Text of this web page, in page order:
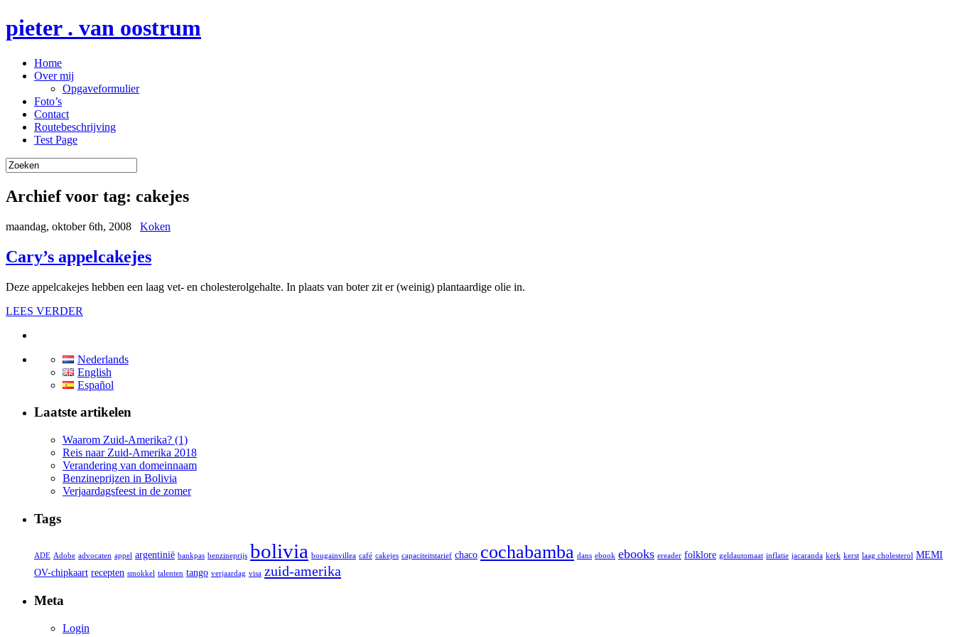
pieter . van oostrum
Home
Over mij
Opgaveformulier
Foto’s
Contact
Routebeschrijving
Test Page
Archief voor tag: cakejes
maandag, oktober 6th, 2008 Koken
Cary’s appelcakejes
Deze appelcakejes hebben een laag vet- en cholesterolgehalte. In plaats van boter zit er (weinig) plantaardige olie in.
LEES VERDER
Nederlands
English
Español
Laatste artikelen
Waarom Zuid-Amerika? (1)
Reis naar Zuid-Amerika 2018
Verandering van domeinnaam
Benzineprijzen in Bolivia
Verjaardagsfeest in de zomer
Tags
ADE Adobe advocaten appel argentinië bankpas benzineprijs bolivia bougainvillea café cakejes capaciteitstarief chaco cochabamba dans ebook ebooks ereader folklore geldautomaat inflatie jacaranda kerk kerst laag cholesterol MEMI
OV-chipkaart recepten smokkel talenten tango verjaardag visa zuid-amerika
Meta
Login